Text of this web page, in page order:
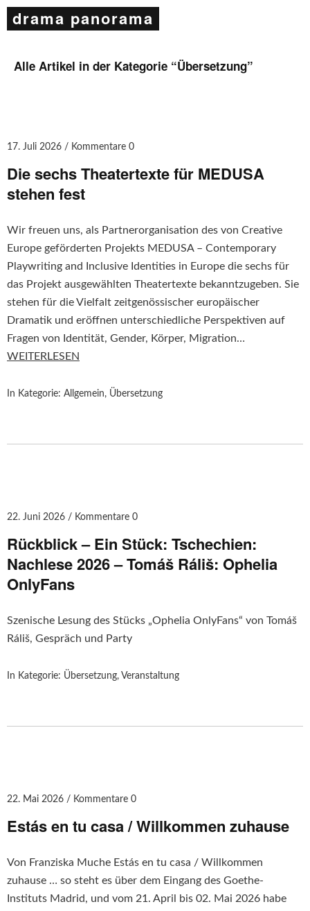
drama panorama
Alle Artikel in der Kategorie “Übersetzung”
17. Juli 2026 Kommentare 0
Die sechs Theatertexte für MEDUSA
stehen fest
Wir freuen uns, als Partnerorganisation des von Creative
Europe geförderten Projekts MEDUSA – Contemporary
Playwriting and Inclusive Identities in Europe die sechs für
das Projekt ausgewählten Theatertexte bekanntzugeben. Sie
stehen für die Vielfalt zeitgenössischer europäischer
Dramatik und eröffnen unterschiedliche Perspektiven auf
Fragen von Identität, Gender, Körper, Migration…
WEITERLESEN
In Kategorie: Allgemein, Übersetzung
22. Juni 2026 Kommentare 0
Rückblick – Ein Stück: Tschechien:
Nachlese 2026 – Tomáš Ráliš: Ophelia
OnlyFans
Szenische Lesung des Stücks „Ophelia OnlyFans“ von Tomáš
Ráliš, Gespräch und Party
In Kategorie: Übersetzung, Veranstaltung
22. Mai 2026 Kommentare 0
Estás en tu casa / Willkommen zuhause
Von Franziska Muche Estás en tu casa / Willkommen
zuhause … so steht es über dem Eingang des Goethe-
Instituts Madrid, und vom 21. April bis 02. Mai 2026 habe